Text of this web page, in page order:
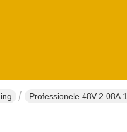
Professionele 48V 2.08A